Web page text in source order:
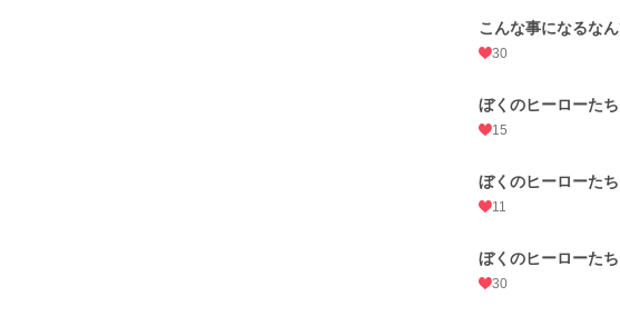
こんな事になるな
30
ぼくのヒーローたち
15
ぼくのヒーローた
11
ぼくのヒーローた
30